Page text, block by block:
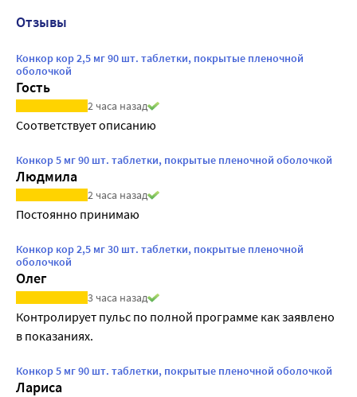
Отзывы
Конкор кор 2,5 мг 90 шт. таблетки, покрытые пленочной
оболочкой
Гость
2 часа назад
Соответствует описанию
Конкор 5 мг 90 шт. таблетки, покрытые пленочной оболочкой
Людмила
2 часа назад
Постоянно принимаю
Конкор кор 2,5 мг 30 шт. таблетки, покрытые пленочной
оболочкой
Олег
3 часа назад
Контролирует пульс по полной программе как заявлено
в показаниях.
Конкор 5 мг 90 шт. таблетки, покрытые пленочной оболочкой
Лариса